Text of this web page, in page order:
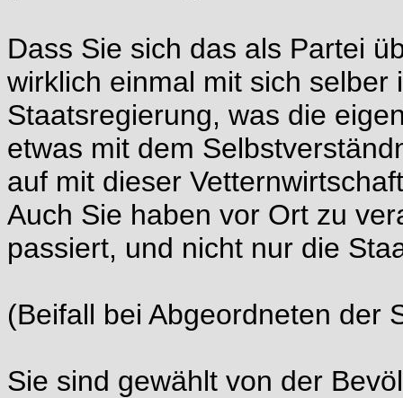
Dass Sie sich das als Partei
wirklich einmal mit sich
Staatsregierung, was die
etwas mit dem
auf mit dieser
Auch Sie haben vor Ort zu
passiert, und nicht nur die
(Beifall bei Abgeordneten der
Sie sind gewählt von der